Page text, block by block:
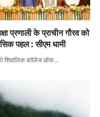
प्रणाली के प्राचीन गौरव को
पहल : सीएम धामी
को शिवालिक कॉलेज ऑफ…